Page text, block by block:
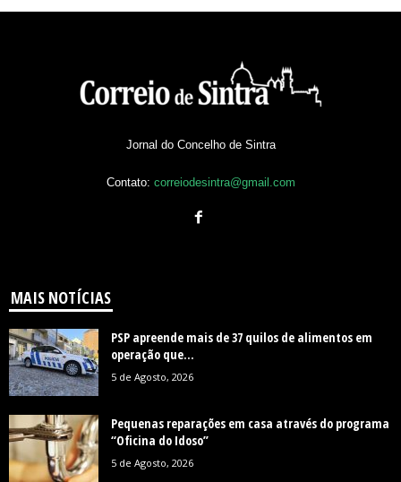
Jornal do Concelho de Sintra
Contato: correiodesintra@gmail.com
MAIS NOTÍCIAS
PSP apreende mais de 37 quilos de alimentos em
operação que...
5 de Agosto, 2026
Pequenas reparações em casa através do programa
“Oficina do Idoso”
5 de Agosto, 2026